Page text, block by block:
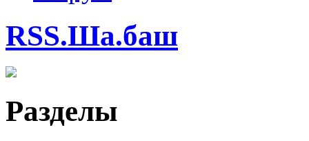
RSS.Ша.баш
Разделы